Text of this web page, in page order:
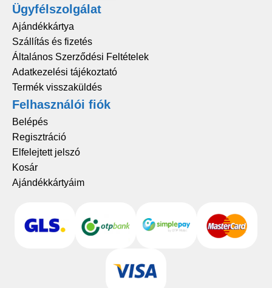
Ügyfélszolgálat
Ajándékkártya
Szállítás és fizetés
Általános Szerződési Feltételek
Adatkezelési tájékoztató
Termék visszaküldés
Felhasználói fiók
Belépés
Regisztráció
Elfelejtett jelszó
Kosár
Ajándékkártyáim